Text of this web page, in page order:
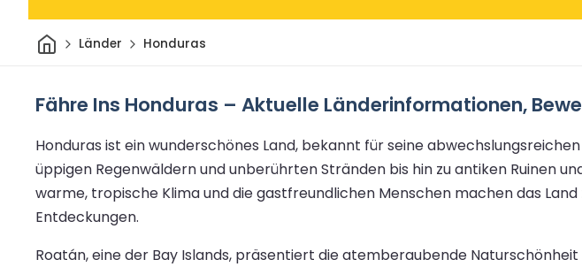
HeimLänder Honduras
Fähre Ins Honduras – Aktuelle Länderinformationen,
Honduras ist ein wunderschönes Land, bekannt für seine
üppigen Regenwäldern und unberührten Stränden bis hin zu antiken Ruinen
warme, tropische Klima und die gastfreundlichen Menschen machen das
Entdeckungen.
Roatán, eine der Bay Islands, präsentiert die atemberaubende